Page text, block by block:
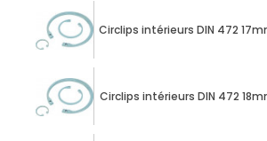
Circlips intérieurs DIN 472
Circlips intérieurs DIN 472